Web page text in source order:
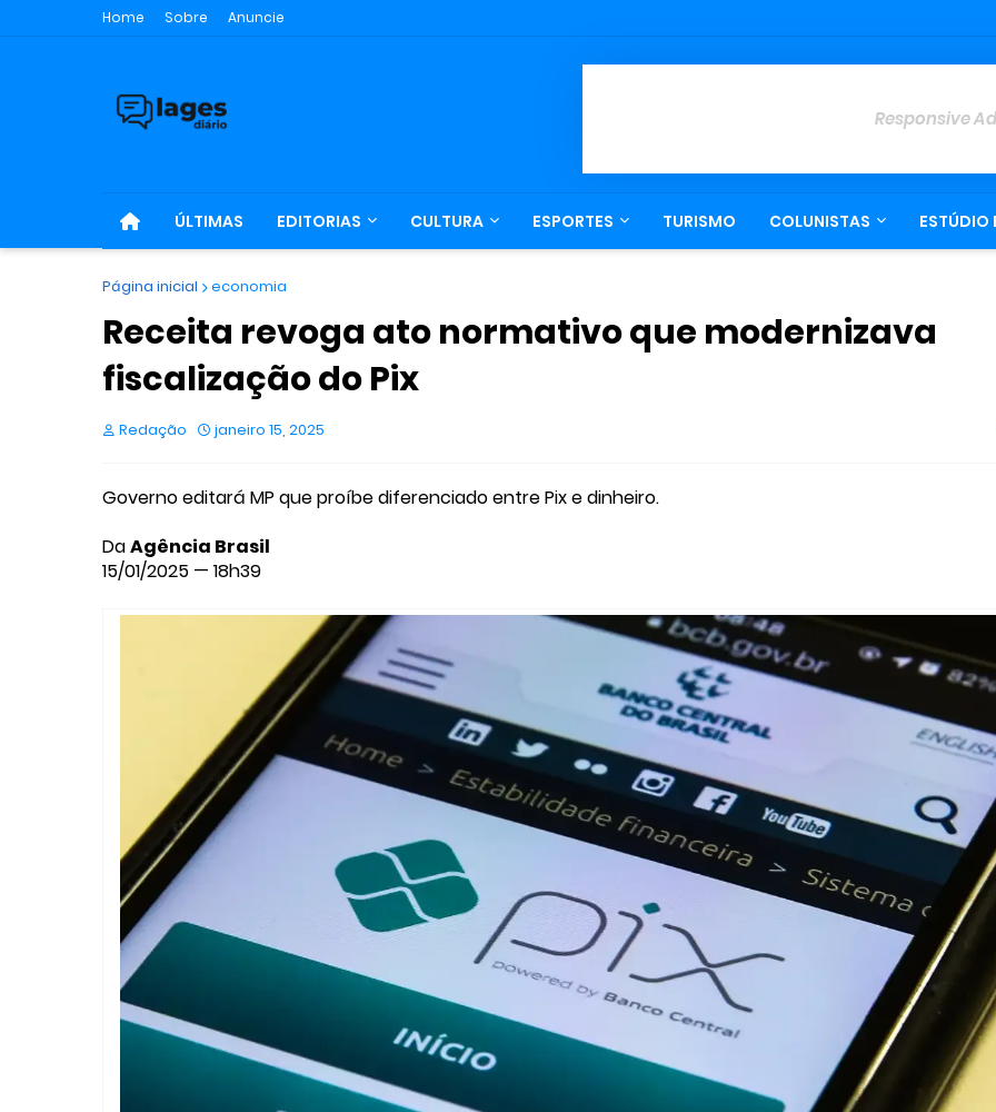
Home Sobre Anuncie
Responsive
ÚLTIMAS EDITORIAS CULTURA ESPORTES TURISMO COLUNISTAS ESTÚDIO
Página inicial economia
Receita revoga ato normativo que modernizava
fiscalização do Pix
Redação janeiro 15, 2025
Governo editará MP que proíbe diferenciado entre Pix e dinheiro.
DaAgência Brasil
15/01/2025 — 18h39